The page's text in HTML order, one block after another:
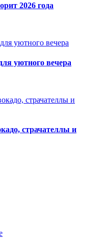
2026 года
уютного вечера
страчателлы и